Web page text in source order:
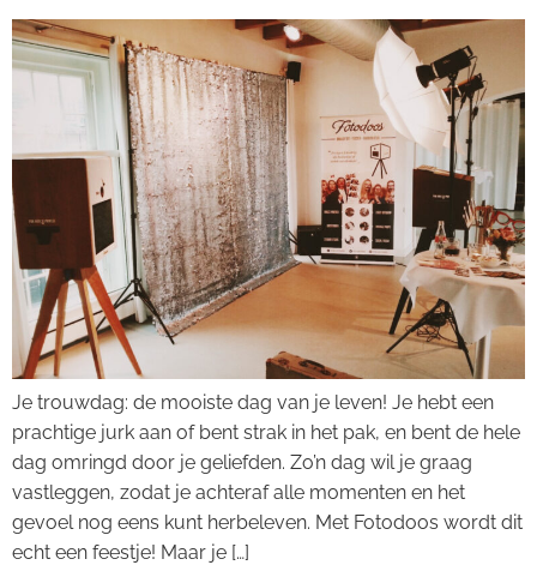
Je trouwdag: de mooiste dag van je leven! Je hebt een
prachtige jurk aan of bent strak in het pak, en bent de hele
dag omringd door je geliefden. Zo’n dag wil je graag
vastleggen, zodat je achteraf alle momenten en het
gevoel nog eens kunt herbeleven. Met Fotodoos wordt dit
echt een feestje! Maar je […]